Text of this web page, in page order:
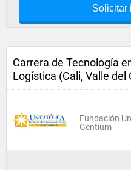
Solicitar
Carrera de Tecnología
Logística (Cali, Valle del
Fundación
Gentium